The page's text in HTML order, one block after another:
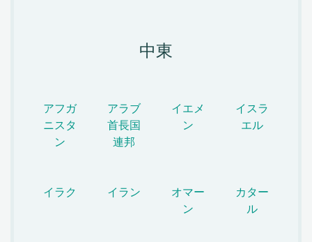
中東
アフガ
ニスタ
ン
アラブ
首長国
連邦
イエメ
ン
イスラ
エル
イラク イラン
オマー
ン
カター
ル